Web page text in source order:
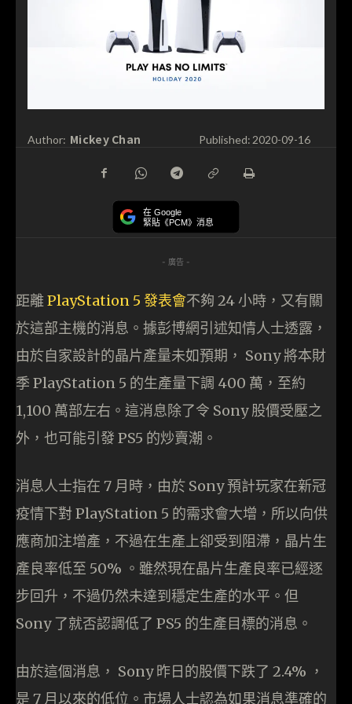
Author: Mickey Chan Published: 2020-09-16
在 Google
緊貼《PCM》消息
- 廣告 -
距離 PlayStation 5 發表會不夠 24 小時，又有關
於這部主機的消息。據彭博網引述知情人士透露，
由於自家設計的晶片產量未如預期， Sony 將本財
季 PlayStation 5 的生產量下調 400 萬，至約
1,100 萬部左右。這消息除了令 Sony 股價受壓之
外，也可能引發 PS5 的炒賣潮。
消息人士指在 7 月時，由於 Sony 預計玩家在新冠
疫情下對 PlayStation 5 的需求會大增，所以向供
應商加注增產，不過在生產上卻受到阻滯，晶片生
產良率低至 50% 。雖然現在晶片生產良率已經逐
步回升，不過仍然未達到穩定生產的水平。但
Sony 了就否認調低了 PS5 的生產目標的消息。
由於這個消息， Sony 昨日的股價下跌了 2.4% ，
是 7 月以來的低位。市場人士認為如果消息準確的